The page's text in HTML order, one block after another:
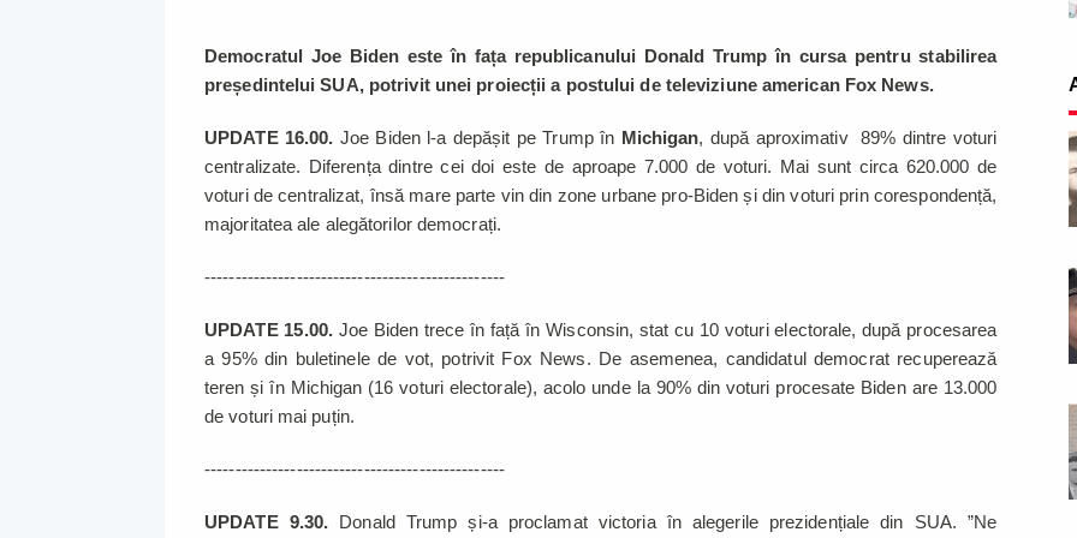
Democratul Joe Biden este în fața republicanului Donald Trump în cursa pentru stabilirea
președintelui SUA, potrivit unei proiecții a postului de televiziune american Fox News.
UPDATE 16.00. Joe Biden l-a depășit pe Trump în Michigan, după aproximativ 89% dintre voturi
centralizate. Diferența dintre cei doi este de aproape 7.000 de voturi. Mai sunt circa 620.000 de
voturi de centralizat, însă mare parte vin din zone urbane pro-Biden și din voturi prin corespondență,
majoritatea ale alegătorilor democrați.
-------------------------------------------------
UPDATE 15.00.Joe Biden trece în față în Wisconsin, stat cu 10 voturi electorale, după procesarea
a 95% din buletinele de vot, potrivit Fox News. De asemenea, candidatul democrat recuperează
teren și în Michigan (16 voturi electorale), acolo unde la 90% din voturi procesate Biden are 13.000
de voturi mai puțin.
-------------------------------------------------
UPDATE 9.30. Donald Trump și-a proclamat victoria în alegerile prezidențiale din SUA. ”Ne